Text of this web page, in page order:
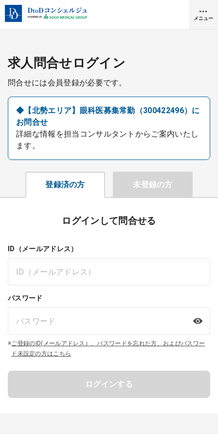
メニュー
クリニック開業
DtoDとは
お問合せ
医院の譲渡・売却をお考えの方
採用をお考えの医療機関の方
求人問合せログイン
問合せには会員登録が必要です。
◆【北勢エリア】眼科医募集常勤（300422496）に
お問合せ
詳細な情報を担当コンサルタントからご案内いたし
ます。
登録済の方 未登録の方
ログインして問合せる
ID（メールアドレス）
パスワード
※ご登録のID(メールアドレス）、パスワードを忘れた方、およびパスワー
ド未設定の方はこちら
ログインする